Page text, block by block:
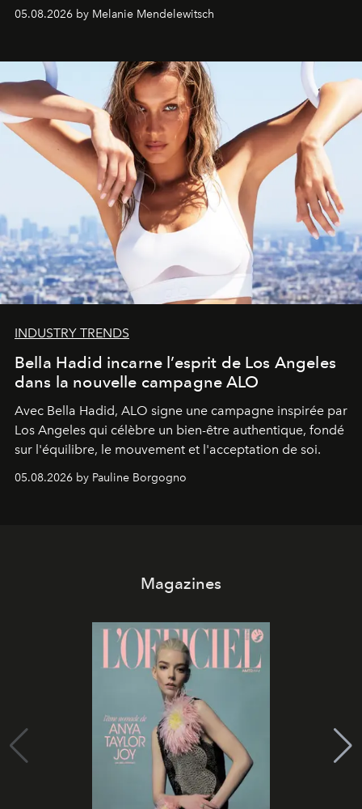
05.08.2026 by Melanie Mendelewitsch
INDUSTRY TRENDS
Bella Hadid incarne l’esprit de Los Angeles
dans la nouvelle campagne ALO
Avec Bella Hadid, ALO signe une campagne inspirée par
Los Angeles qui célèbre un bien-être authentique, fondé
sur l'équilibre, le mouvement et l'acceptation de soi.
05.08.2026 by Pauline Borgogno
Magazines